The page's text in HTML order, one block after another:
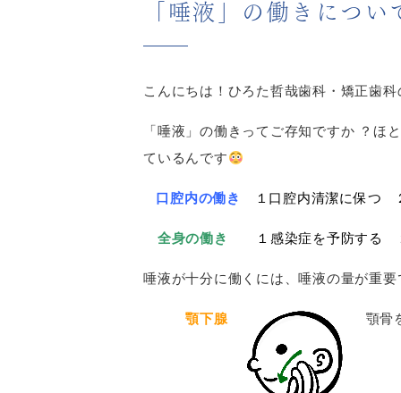
「唾液」の働きについ
こんにちは！ひろた哲哉歯科・矯正歯
「唾液」の働きってご存知ですか ？ほ
ているんです
口腔内の働き １口腔内清潔に保つ
全身の働き １感染症を予防する
唾液が十分に働くには、唾液の量が重
顎下腺 顎骨